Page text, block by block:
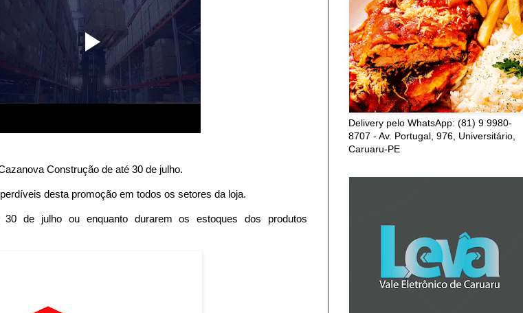
Construção de até 30 de julho.
desta promoção em todos os setores da loja.
de julho ou enquanto durarem os estoques dos produtos
Delivery pelo WhatsApp: (81) 9 9980-
8707 - Av. Portugal, 976, Universitário,
Caruaru-PE